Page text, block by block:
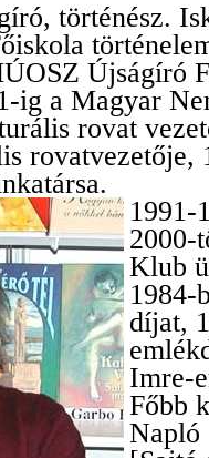
történész.
Újságíró
ig a Magyar
rovat
1991-
2000-
Klub
1984-
díjat,
Imre-
Főbb
Napló